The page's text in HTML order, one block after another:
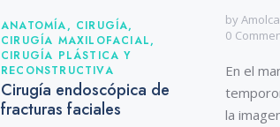
byAmolca
0
En el
la
ANATOMÍA, CIRUGÍA,
CIRUGÍA MAXILOFACIAL,
CIRUGÍA PLÁSTICA Y
RECONSTRUCTIVA
Cirugía endoscópica de
fracturas faciales